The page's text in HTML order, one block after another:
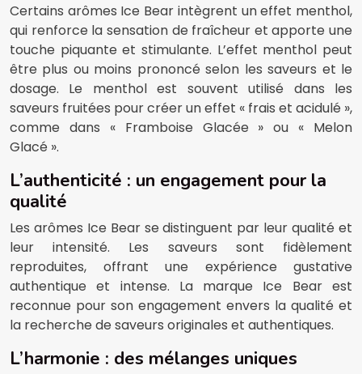
Certains arômes Ice Bear intègrent un effet menthol,
qui renforce la sensation de fraîcheur et apporte une
touche piquante et stimulante. L’effet menthol peut
être plus ou moins prononcé selon les saveurs et le
dosage. Le menthol est souvent utilisé dans les
saveurs fruitées pour créer un effet « frais et acidulé »,
comme dans « Framboise Glacée » ou « Melon
Glacé ».
L’authenticité : un engagement pour la
qualité
Les arômes Ice Bear se distinguent par leur qualité et
leur intensité. Les saveurs sont fidèlement
reproduites, offrant une expérience gustative
authentique et intense. La marque Ice Bear est
reconnue pour son engagement envers la qualité et
la recherche de saveurs originales et authentiques.
L’harmonie : des mélanges uniques